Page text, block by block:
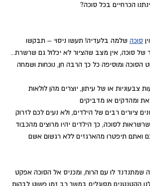
סוכה שלמה בלעדיה! תעשו ניסוי – תבקשו
של סוכה, אין מצב שהציור לא יכלול גם שרשרת...
הסוכה ומוסיפה כל כך הרבה חן, נוכחות ושמחה
צבעוניות או של עיתון, יוצרים מהן לולאות
ומהדקים או מדביקים
ציורים רבים של הילדים, ולא נעים לכם לזרוק
לסוכה, כך הילדים יהיו מרוצים מהכבוד
ואתם תיפטרו מהארגזים ללא רגשום אשם
שמתנדנד לו עם הרוח, ומכניס אל הסוכה אפקט
הקטנטנים מסוגלים במשך רב זמן פשוט לבהות